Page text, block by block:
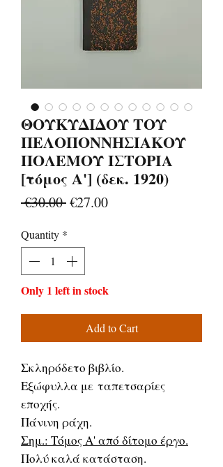
ΘΟΥΚΥΔΙΔΟΥ ΤΟΥ
ΠΕΛΟΠΟΝΝΗΣΙΑΚΟΥ
ΠΟΛΕΜΟΥ ΙΣΤΟΡΙΑ
[τόμος Α'] (δεκ. 1920)
€30.00 Regular
€27.00Sale
Quantity *
Only 1 left in stock
Add to Cart
Σκληρόδετο βιβλίο.
Εξώφυλλα με ταπετσαρίες
εποχής.
Πάνινη ράχη.
Σημ.: Τόμος Α' από δίτομο έργο.
Πολύ καλά κατάσταση.